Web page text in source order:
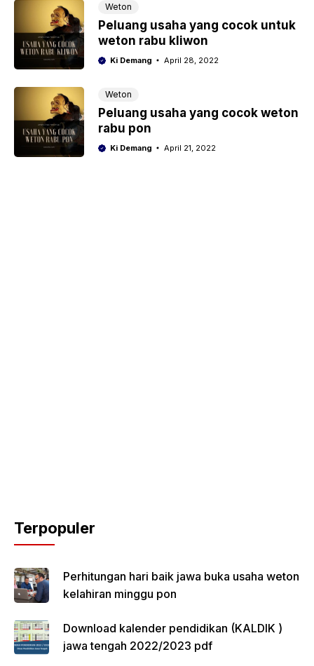
Weton
Peluang usaha yang cocok untuk
weton rabu kliwon
Ki Demang April 28, 2022
Weton
Peluang usaha yang cocok weton
rabu pon
Ki Demang April 21, 2022
Terpopuler
Perhitungan hari baik jawa buka usaha weton
kelahiran minggu pon
Download kalender pendidikan (KALDIK )
jawa tengah 2022/2023 pdf